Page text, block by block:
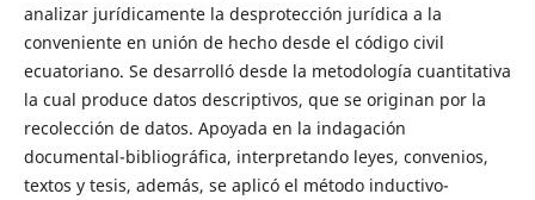
analizar jurídicamente la desprotección jurídica a la
conveniente en unión de hecho desde el código civil
ecuatoriano. Se desarrolló desde la metodología cuantitativa
la cual produce datos descriptivos, que se originan por la
recolección de datos. Apoyada en la indagación
documental-bibliográfica, interpretando leyes, convenios,
textos y tesis, además, se aplicó el método inductivo-